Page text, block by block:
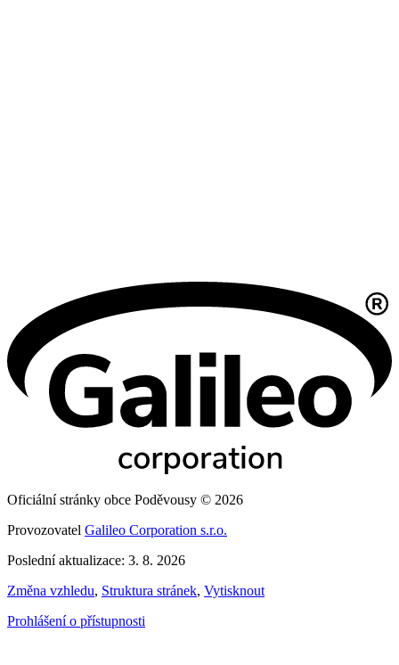
Oficiální stránky obce Poděvousy © 2026
Provozovatel Galileo Corporation s.r.o.
Poslední aktualizace: 3. 8. 2026
Změna vzhledu, Struktura stránek, Vytisknout
Prohlášení o přístupnosti